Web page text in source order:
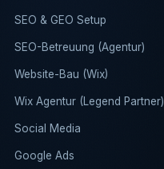
SEO & GEO Setup
SEO-Betreuung (Agentur)
Website-Bau (Wix)
Wix Agentur (Legend Partner)
Social Media
Google Ads